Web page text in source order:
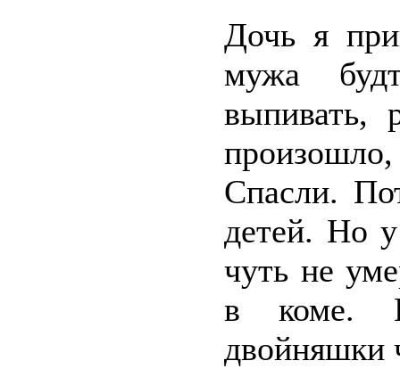
Дочь я
мужа
выпивать,
Спасли.
детей. Но
чуть не
в коме.
двойняшки